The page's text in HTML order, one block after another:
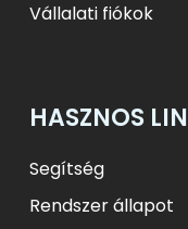
Vállalati fiókok
HASZNOS
Segítség
Rendszer állapot